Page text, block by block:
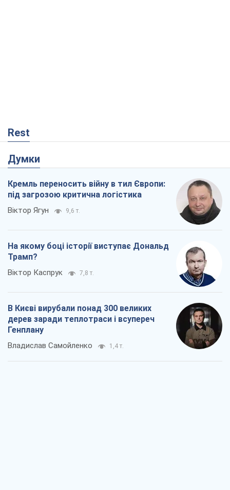
Rest
Думки
Кремль переносить війну в тил Європи:
під загрозою критична логістика
Віктор Ягун 9,6 т.
На якому боці історії виступає Дональд
Трамп?
Віктор Каспрук 7,8 т.
В Києві вирубали понад 300 великих
дерев заради теплотраси і всупереч
Генплану
Владислав Самойленко 1,4 т.